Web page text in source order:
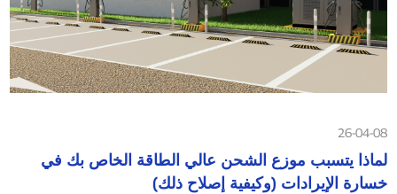
26-04-08
لماذا يتسبب موزع الشحن عالي الطاقة الخاص بك في
خسارة الإيرادات (وكيفية إصلاح ذلك)